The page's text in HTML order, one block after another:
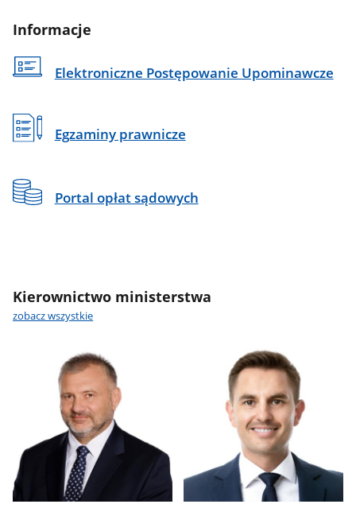
Informacje
Elektroniczne Postępowanie Upominawcze
Egzaminy prawnicze
Portal opłat sądowych
Kierownictwo ministerstwa
zobacz wszystkie